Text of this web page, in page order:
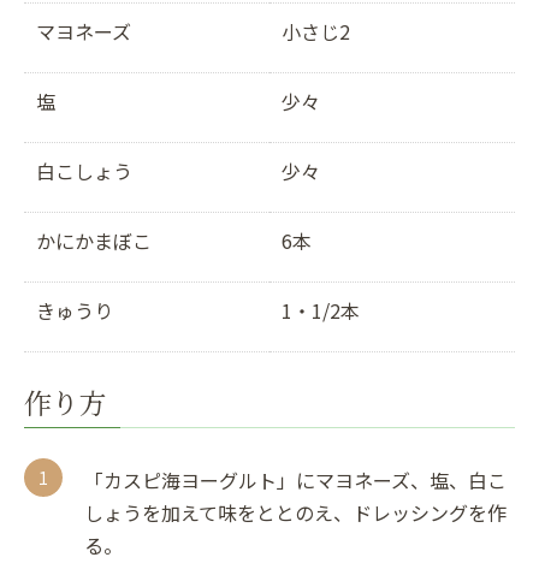
マヨネーズ 小さじ2
塩 少々
白こしょう 少々
かにかまぼこ 6本
きゅうり 1・1/2本
作り方
「カスピ海ヨーグルト」にマヨネーズ、塩、白こ
しょうを加えて味をととのえ、ドレッシングを作
る。